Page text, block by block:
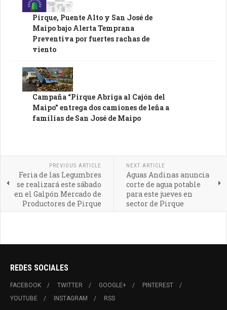
Pirque, Puente Alto y San José de
Maipo bajo Alerta Temprana
Preventiva por fuertes rachas de
viento
Campaña “Pirque Abriga al Cajón del
Maipo” entrega dos camiones de leña a
familias de San José de Maipo
PREVIOUS ARTICLE
Feria de las Legumbres
se realizará este sábado
en el Galpón Mercado de
Productores de Pirque
NEXT ARTICLE
Aguas Andinas anuncia
corte de agua potable
para este jueves en
sector de Pirque
REDES SOCIALES
FACEBOOK TWITTER GOOGLE+
PINTEREST
YOUTUBE
INSTAGRAM RSS